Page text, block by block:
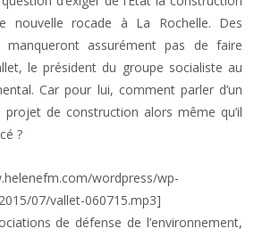
nouvelle rocade à La Rochelle. Des
assurément pas de faire
le président du groupe socialiste au
Car pour lui, comment parler d’un
projet de construction alors même qu’il
?
wordpress/wp-
07/vallet-060715.mp3]
de défense de l’environnement,